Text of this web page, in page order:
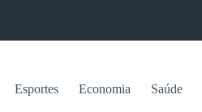
Esportes Economia Saúde